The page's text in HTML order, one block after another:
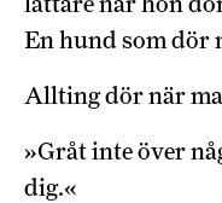
En hund som dör
Allting dör när
»Gråt inte över
dig.«